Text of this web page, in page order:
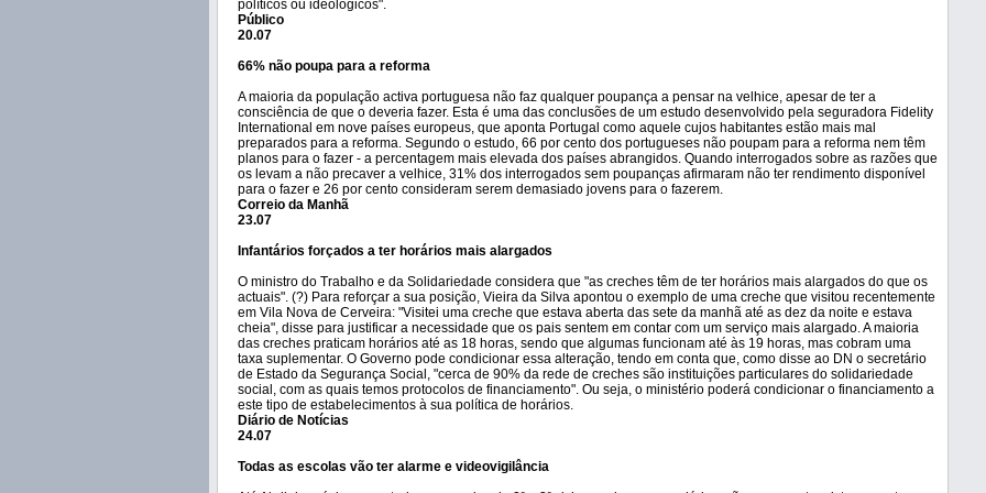
políticos ou ideológicos".
Público
20.07
66% não poupa para a reforma
A maioria da população activa portuguesa não faz qualquer poupança a pensar na velhice, apesar de ter a
consciência de que o deveria fazer. Esta é uma das conclusões de um estudo desenvolvido pela seguradora Fidelity
International em nove países europeus, que aponta Portugal como aquele cujos habitantes estão mais mal
preparados para a reforma. Segundo o estudo, 66 por cento dos portugueses não poupam para a reforma nem têm
planos para o fazer - a percentagem mais elevada dos países abrangidos. Quando interrogados sobre as razões que
os levam a não precaver a velhice, 31% dos interrogados sem poupanças afirmaram não ter rendimento disponível
para o fazer e 26 por cento consideram serem demasiado jovens para o fazerem.
Correio da Manhã
23.07
Infantários forçados a ter horários mais alargados
O ministro do Trabalho e da Solidariedade considera que "as creches têm de ter horários mais alargados do que os
actuais". (?) Para reforçar a sua posição, Vieira da Silva apontou o exemplo de uma creche que visitou recentemente
em Vila Nova de Cerveira: "Visitei uma creche que estava aberta das sete da manhã até as dez da noite e estava
cheia", disse para justificar a necessidade que os pais sentem em contar com um serviço mais alargado. A maioria
das creches praticam horários até as 18 horas, sendo que algumas funcionam até às 19 horas, mas cobram uma
taxa suplementar. O Governo pode condicionar essa alteração, tendo em conta que, como disse ao DN o secretário
de Estado da Segurança Social, "cerca de 90% da rede de creches são instituições particulares do solidariedade
social, com as quais temos protocolos de financiamento". Ou seja, o ministério poderá condicionar o financiamento a
este tipo de estabelecimentos à sua política de horários.
Diário de Notícias
24.07
Todas as escolas vão ter alarme e videovigilância